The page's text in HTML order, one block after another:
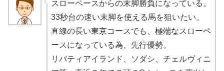
スローペースからの末脚勝負になっている。
33秒台の速い末脚を使える馬を狙いたい。
直線の長い東京コースでも、極端なスローペ
ースになっている為、先行優勢。
リバティアイランド、ソダシ、チェルヴィニ